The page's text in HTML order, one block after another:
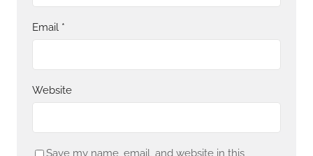
Email *
Website
Save my name, email, and website in this